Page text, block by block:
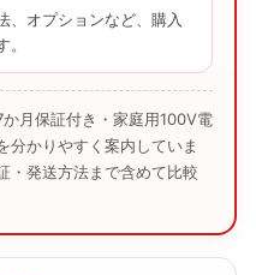
、オプションなど、購入
月保証付き・家庭用100V電
分かりやすく案内していま
・発送方法まで含めて比較